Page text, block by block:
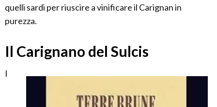
quelli sardi per riuscire a vinificare il Carignan in
purezza.
Il Carignano del Sulcis
I